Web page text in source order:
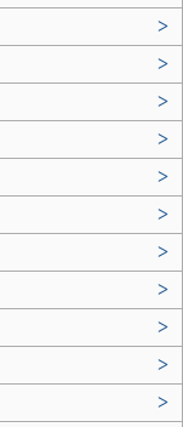
>
>
>
>
>
>
>
>
>
>
>